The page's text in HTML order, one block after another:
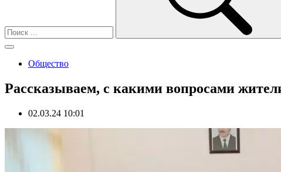
Общество
Рассказываем, с какими вопросами
02.03.24 10:01